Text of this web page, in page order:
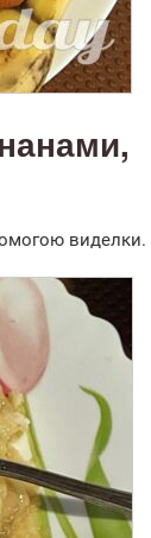
виделки.